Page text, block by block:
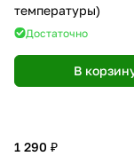
температуры)
Достаточно
В
1 290 ₽